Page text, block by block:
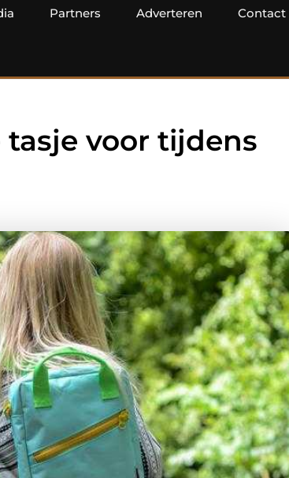
Partners Adverteren Contact
voor tijdens